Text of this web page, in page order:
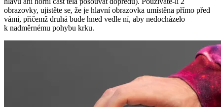
obrazovky, ujistěte se, že je hlavní obrazovka umístěna přímo před
vámi, přičemž druhá bude hned vedle ní, aby nedocházelo
k nadměrnému pohybu krku.